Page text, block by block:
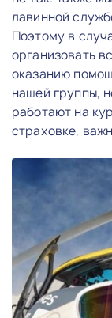
лавинной
Поэтому в
организовать
оказанию
нашей группы,
работают на
страховке,